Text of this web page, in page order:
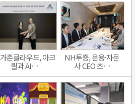
존클라우드, 아크
릴과 AI…
NH투증, 운용·자문
사 CEO 초…